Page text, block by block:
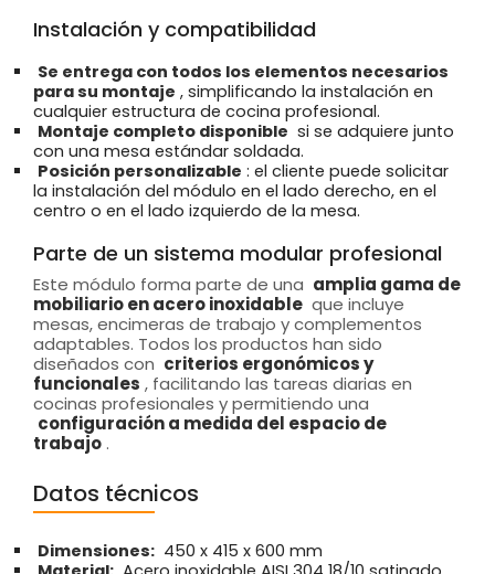
Instalación y compatibilidad
Se entrega con todos los elementos necesarios
para su montaje , simplificando la instalación en
cualquier estructura de cocina profesional.
Montaje completo disponible si se adquiere junto
con una mesa estándar soldada.
Posición personalizable : el cliente puede solicitar
la instalación del módulo en el lado derecho, en el
centro o en el lado izquierdo de la mesa.
Parte de un sistema modular profesional
Este módulo forma parte de una amplia gama de
mobiliario en acero inoxidable que incluye
mesas, encimeras de trabajo y complementos
adaptables. Todos los productos han sido
diseñados con criterios ergonómicos y
funcionales , facilitando las tareas diarias en
cocinas profesionales y permitiendo una
configuración a medida del espacio de
trabajo .
Datos técnicos
Dimensiones: 450 x 415 x 600 mm